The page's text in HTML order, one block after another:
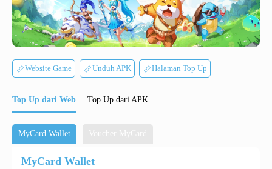
Website Game Unduh APK Halaman Top Up
Top Up dari Web Top Up dari APK
MyCard Wallet Voucher MyCard
MyCard Wallet